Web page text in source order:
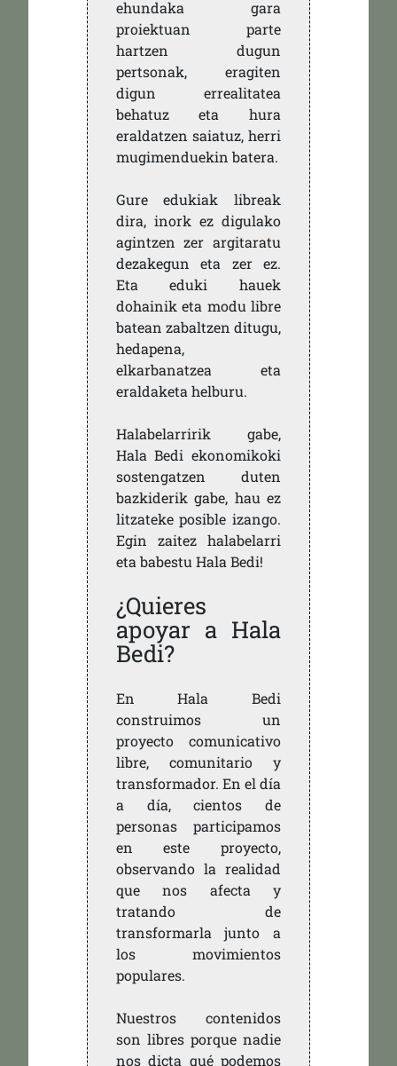
ehundaka gara
proiektuan parte
hartzen dugun
pertsonak, eragiten
digun errealitatea
behatuz eta hura
eraldatzen saiatuz, herri
mugimenduekin batera.
Gure edukiak libreak
dira, inork ez digulako
agintzen zer argitaratu
dezakegun eta zer ez.
Eta eduki hauek
dohainik eta modu libre
batean zabaltzen ditugu,
hedapena,
elkarbanatzea eta
eraldaketa helburu.
Halabelarririk gabe,
Hala Bedi ekonomikoki
sostengatzen duten
bazkiderik gabe, hau ez
litzateke posible izango.
Egin zaitez halabelarri
eta babestu Hala Bedi!
¿Quieres
apoyar a Hala
Bedi?
En Hala Bedi
construimos un
proyecto comunicativo
libre, comunitario y
transformador. En el día
a día, cientos de
personas participamos
en este proyecto,
observando la realidad
que nos afecta y
tratando de
transformarla junto a
los movimientos
populares.
Nuestros contenidos
son libres porque nadie
nos dicta qué podemos